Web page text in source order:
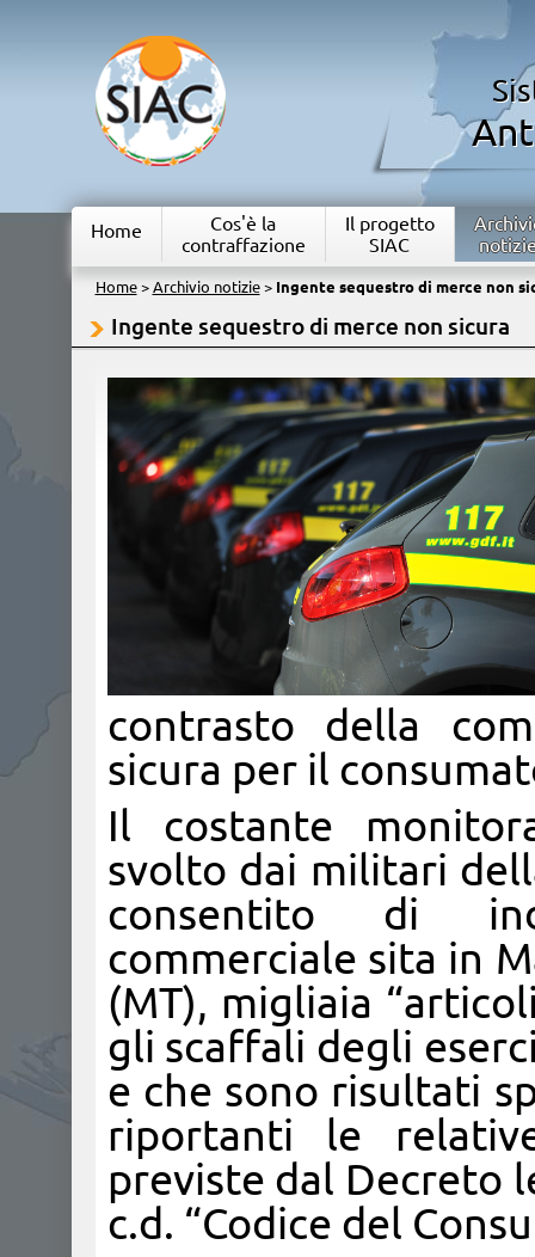
Home
Cos'è la
contraffazione
Il progetto
SIAC
Home> Archivio notizie> Ingente sequestro di merce non
Ingente sequestro di merce non sicura
contrasto della
sicura per il
Il costante
svolto dai militari
consentito di
commerciale sita in
(MT), migliaia
gli scaffali degli
e che sono risultati
riportanti le
previste dal Decreto
c.d. “Codice del